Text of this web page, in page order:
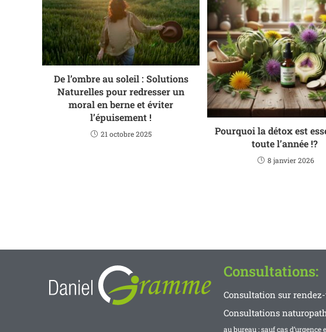
De l’ombre au soleil : Solutions
Naturelles pour redresser un
moral en berne et éviter
l’épuisement !
21 octobre 2025
Pourquoi la détox est
toute l’année !?
8 janvier 2026
Consultations:
Consultation sur
Consultations
au bureau : sauf cas